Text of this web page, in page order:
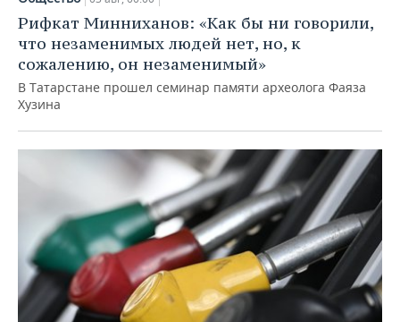
Рифкат Минниханов: «Как бы ни говорили,
что незаменимых людей нет, но, к
сожалению, он незаменимый»
В Татарстане прошел семинар памяти археолога Фаяза
Хузина